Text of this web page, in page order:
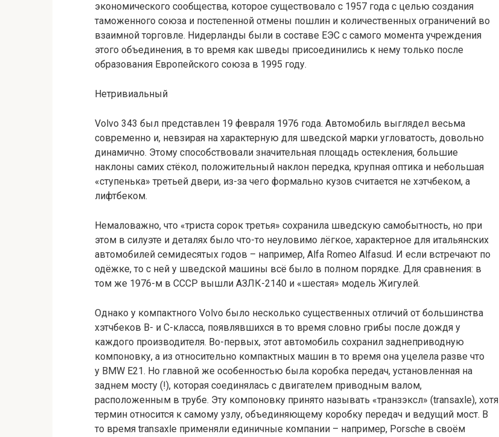
экономического сообщества, которое существовало с 1957 года с целью создания
таможенного союза и постепенной отмены пошлин и количественных ограничений во
взаимной торговле. Нидерланды были в составе ЕЭС с самого момента учреждения
этого объединения, в то время как шведы присоединились к нему только после
образования Европейского союза в 1995 году.
Нетривиальный
Volvo 343 был представлен 19 февраля 1976 года. Автомобиль выглядел весьма
современно и, невзирая на характерную для шведской марки угловатость, довольно
динамично. Этому способствовали значительная площадь остекления, большие
наклоны самих стёкол, положительный наклон передка, крупная оптика и небольшая
«ступенька» третьей двери, из-за чего формально кузов считается не хэтчбеком, а
лифтбеком.
Немаловажно, что «триста сорок третья» сохранила шведскую самобытность, но при
этом в силуэте и деталях было что-то неуловимо лёгкое, характерное для итальянских
автомобилей семидесятых годов – например, Alfa Romeo Alfasud. И если встречают по
одёжке, то с ней у шведской машины всё было в полном порядке. Для сравнения: в
том же 1976-м в СССР вышли АЗЛК-2140 и «шестая» модель Жигулей.
Однако у компактного Volvo было несколько существенных отличий от большинства
хэтчбеков В- и С-класса, появлявшихся в то время словно грибы после дождя у
каждого производителя. Во-первых, этот автомобиль сохранил заднеприводную
компоновку, а из относительно компактных машин в то время она уцелела разве что
у BMW E21. Но главной же особенностью была коробка передач, установленная на
заднем мосту (!), которая соединялась с двигателем приводным валом,
расположенным в трубе. Эту компоновку принято называть «транзэксл» (transaxle), хотя
термин относится к самому узлу, объединяющему коробку передач и ведущий мост. В
то время transaxle применяли единичные компании – например, Porsche в своём